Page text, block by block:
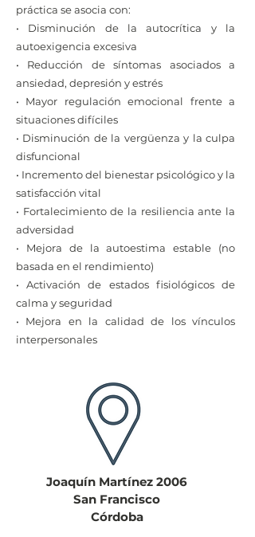
práctica se asocia con:
• Disminución de la autocrítica y la
autoexigencia excesiva
• Reducción de síntomas asociados a
ansiedad, depresión y estrés
• Mayor regulación emocional frente a
situaciones difíciles
• Disminución de la vergüenza y la culpa
disfuncional
• Incremento del bienestar psicológico y la
satisfacción vital
• Fortalecimiento de la resiliencia ante la
adversidad
• Mejora de la autoestima estable (no
basada en el rendimiento)
• Activación de estados fisiológicos de
calma y seguridad
• Mejora en la calidad de los vínculos
interpersonales
Joaquín Martínez 2006
San Francisco
Córdoba